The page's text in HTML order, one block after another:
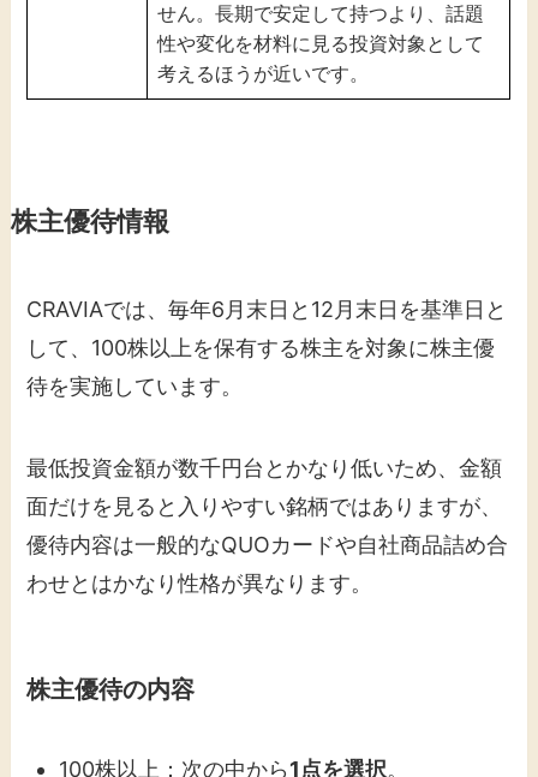
せん。長期で安定して持つより、話題
性や変化を材料に見る投資対象として
考えるほうが近いです。
株主優待情報
CRAVIAでは、毎年6月末日と12月末日を基準日と
して、100株以上を保有する株主を対象に株主優
待を実施しています。
最低投資金額が数千円台とかなり低いため、金額
面だけを見ると入りやすい銘柄ではありますが、
優待内容は一般的なQUOカードや自社商品詰め合
わせとはかなり性格が異なります。
株主優待の内容
100株以上：次の中から1点を選択。